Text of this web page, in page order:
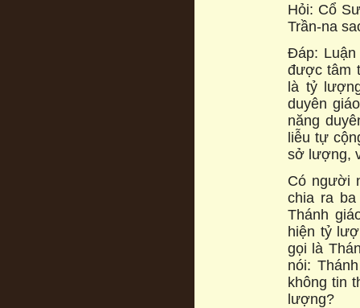
Hỏi: Cổ
Trần-na
Đáp:
được tâm
là tỷ
duyên
năng
liễu tự
sở lượng,
Có người
chia ra
Thánh
hiện tỷ
gọi là
nói:
không tin
lượng?